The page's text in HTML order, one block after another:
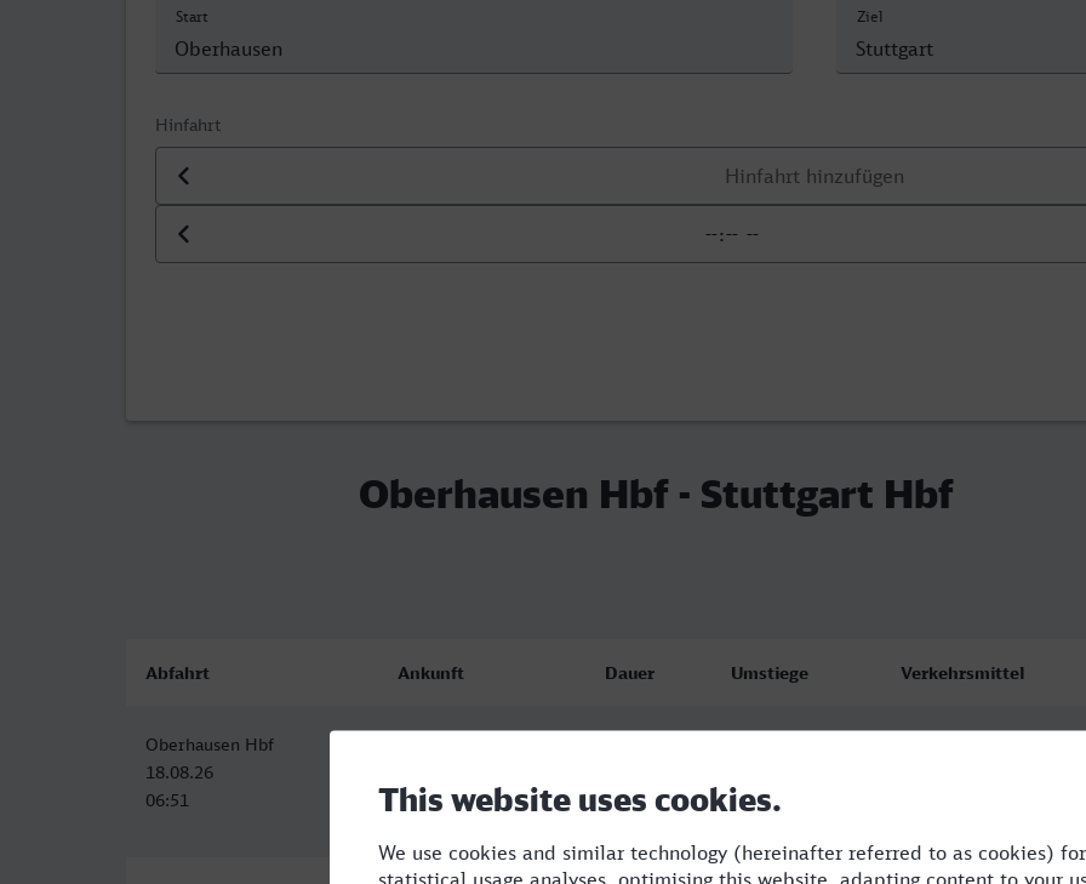
Start Ziel
Hinfahrt
Datum der Hinfahrt
Uhrzeit der Hinfahrt
Oberhausen Hbf - Stuttgart Hbf
Abfahrt Ankunft Dauer Umstiege Verkehrsmittel
Oberhausen Hbf
18.08.26
06:51
10:11